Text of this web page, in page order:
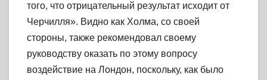
того, что отрицательный результат исходит от
Черчилля». Видно как Холма, со своей
стороны, также рекомендовал своему
руководству оказать по этому вопросу
воздействие на Лондон, поскольку, как было